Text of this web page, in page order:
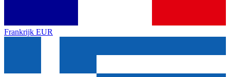
Frankrijk EUR